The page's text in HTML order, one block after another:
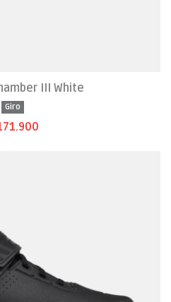
III White
Giro